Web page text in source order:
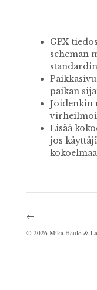
GPX-
scheman
paikan
Joidenkin
Lisää
jos
←
© 2026Mika Haulo &